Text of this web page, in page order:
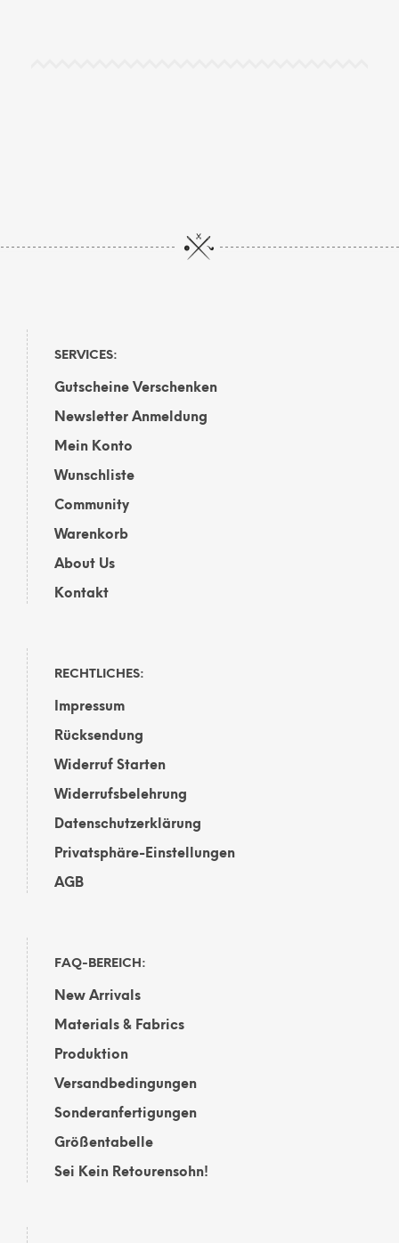
SERVICES:
Gutscheine Verschenken
Newsletter Anmeldung
Mein Konto
Wunschliste
Community
Warenkorb
About Us
Kontakt
RECHTLICHES:
Impressum
Rücksendung
Widerruf Starten
Widerrufsbelehrung
Datenschutzerklärung
Privatsphäre-Einstellungen
AGB
FAQ-BEREICH:
New Arrivals
Materials & Fabrics
Produktion
Versandbedingungen
Sonderanfertigungen
Größentabelle
Sei Kein Retourensohn!